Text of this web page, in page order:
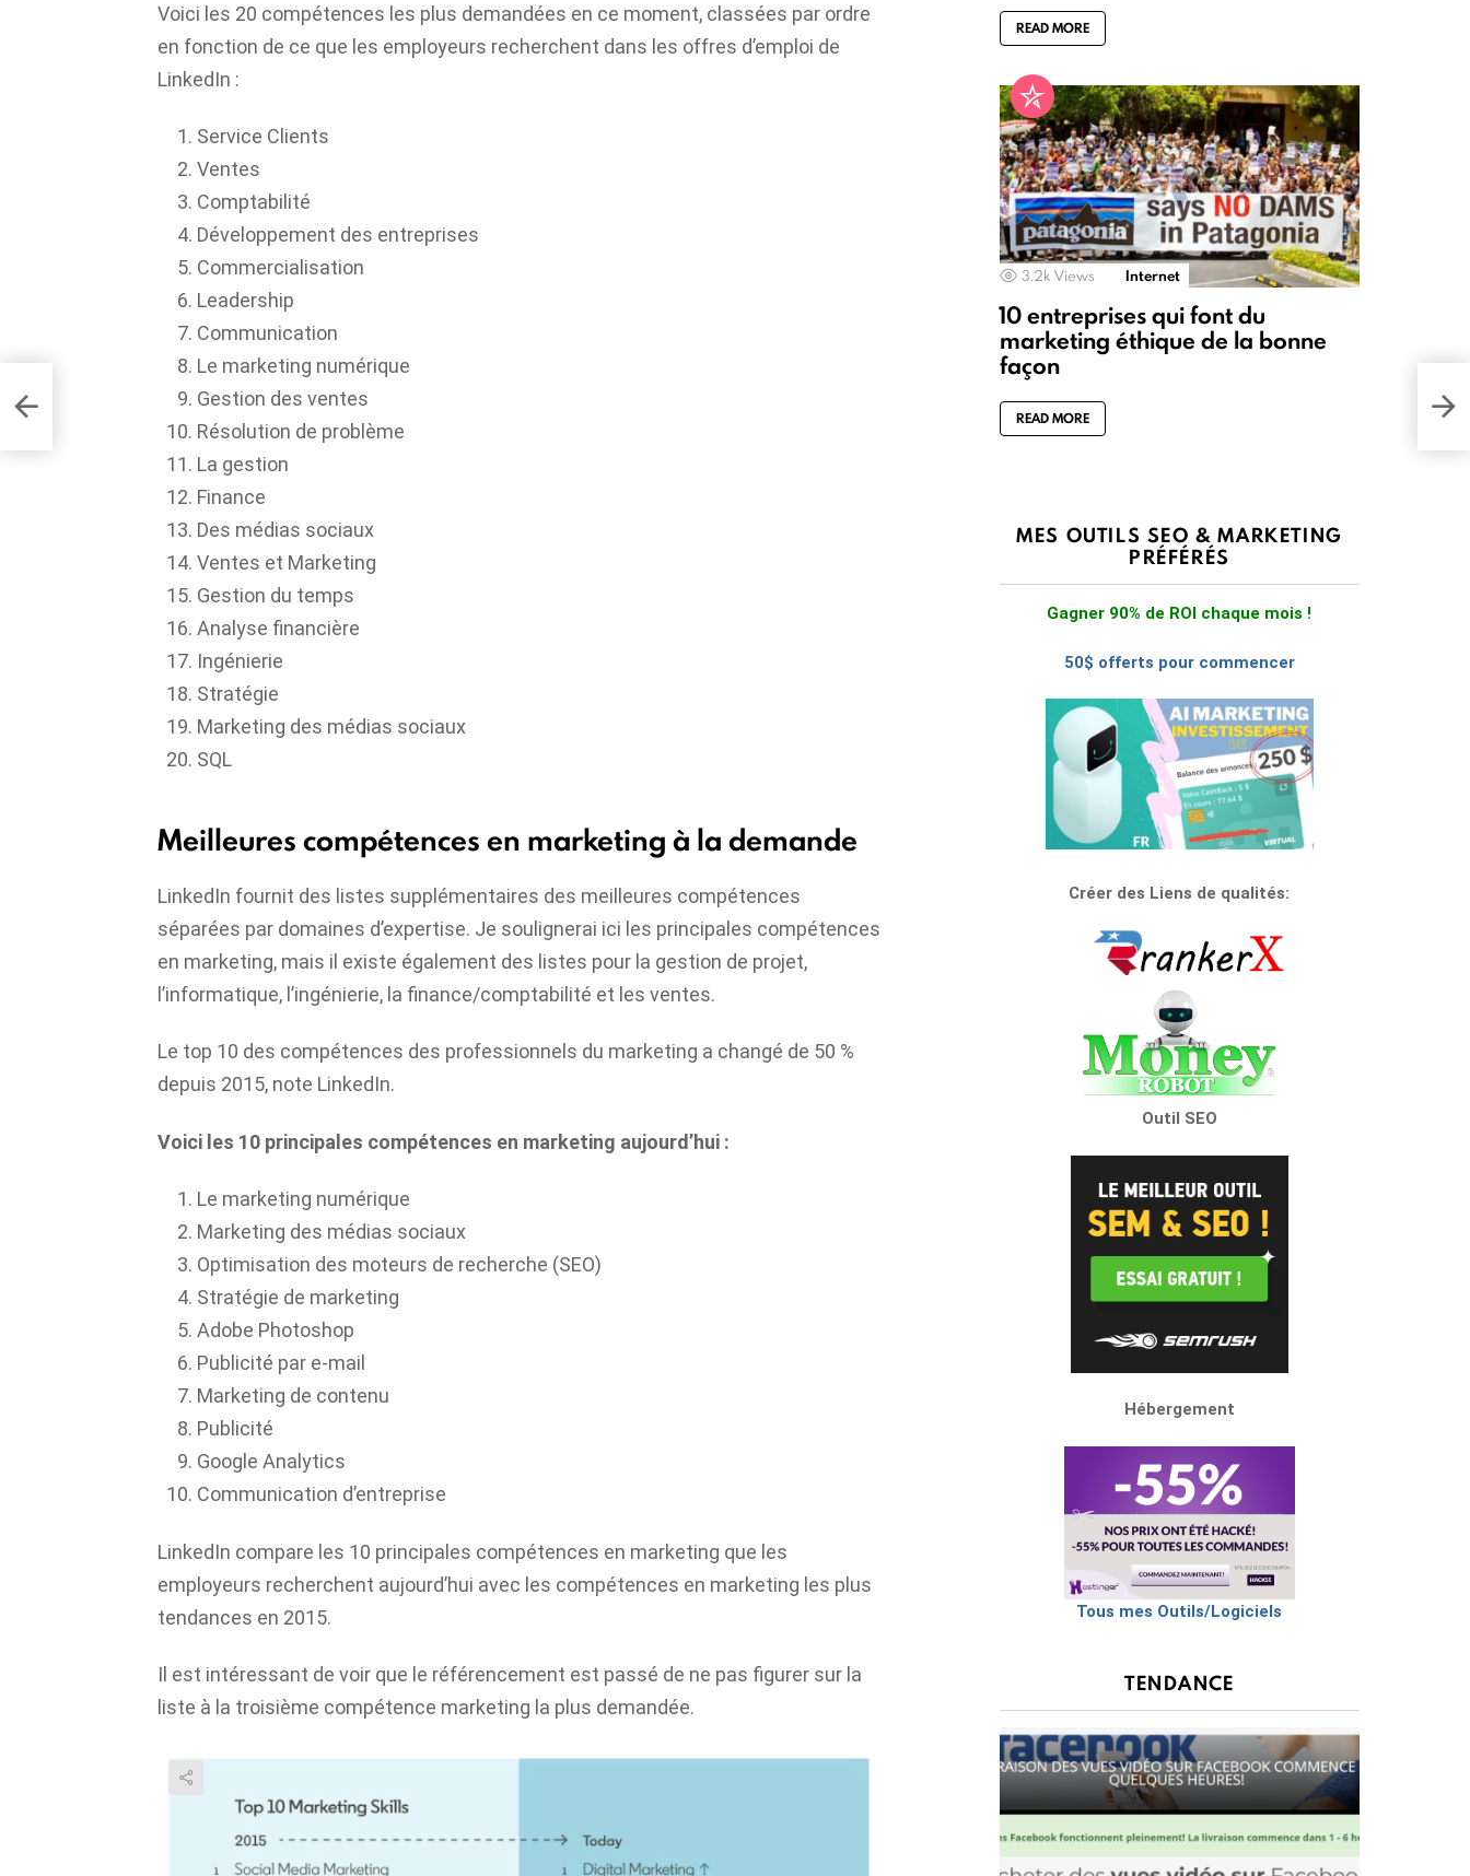
Voici les 20 compétences les plus demandées en ce moment, classées par ordre
en fonction de ce que les employeurs recherchent dans les offres d’emploi de
LinkedIn :
Service Clients
Ventes
Comptabilité
Développement des entreprises
Commercialisation
Leadership
Communication
Le marketing numérique
Gestion des ventes
Résolution de problème
La gestion
Finance
Des médias sociaux
Ventes et Marketing
Gestion du temps
Analyse financière
Ingénierie
Stratégie
Marketing des médias sociaux
SQL
Meilleures compétences en marketing à la demande
LinkedIn fournit des listes supplémentaires des meilleures compétences
séparées par domaines d’expertise. Je soulignerai ici les principales compétences
en marketing, mais il existe également des listes pour la gestion de projet,
l’informatique, l’ingénierie, la finance/comptabilité et les ventes.
Le top 10 des compétences des professionnels du marketing a changé de 50 %
depuis 2015, note LinkedIn.
Voici les 10 principales compétences en marketing aujourd’hui :
Le marketing numérique
Marketing des médias sociaux
Optimisation des moteurs de recherche (SEO)
Stratégie de marketing
Adobe Photoshop
Publicité par e-mail
Marketing de contenu
Publicité
Google Analytics
Communication d’entreprise
LinkedIn compare les 10 principales compétences en marketing que les
employeurs recherchent aujourd’hui avec les compétences en marketing les plus
tendances en 2015.
Il est intéressant de voir que le référencement est passé de ne pas figurer sur la
liste à la troisième compétence marketing la plus demandée.
READ MORE
3.2k Views Internet
10 entreprises qui font du
marketing éthique de la bonne
façon
READ MORE
MES OUTILS SEO & MARKETING
PRÉFÉRÉS
Gagner 90% de ROI chaque mois !
50$ offerts pour commencer
Créer des Liens de qualités:
Outil SEO
Hébergement
Tous mes Outils/Logiciels
TENDANCE